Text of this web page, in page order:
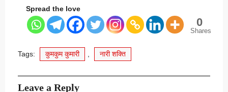
Spread the love
0
Shares
Tags: कुमकुम कुमारी नारी शक्ति
Leave a Reply